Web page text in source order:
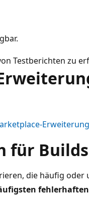
Testberichten zu
Erweiterung
für Builds
die häufig oder
fehlerhaften